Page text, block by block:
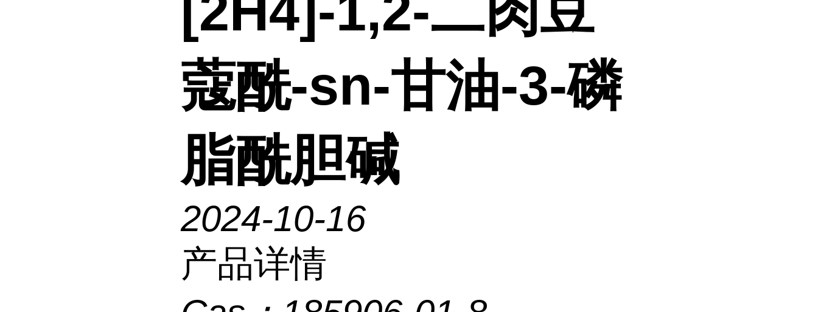
蔻酰-sn-甘油-3-磷
脂酰胆碱
2024-10-16
产品详情